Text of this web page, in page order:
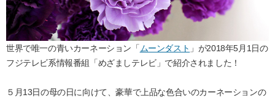
世界で唯一の青いカーネーション「ムーンダスト 」が2018年5月1日の
フジテレビ系情報番組「めざましテレビ」で紹介されました！
５月13日の母の日に向けて、豪華で上品な色合いのカーネーションの